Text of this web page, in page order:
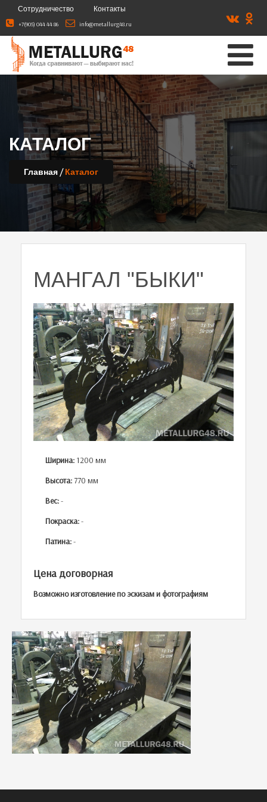
Сотрудничество Контакты
+7(905) 044 44 86 info@metallurg48.ru
КАТАЛОГ
Главная /Каталог
МАНГАЛ "БЫКИ"
Ширина: 1200 мм
Высота: 770 мм
Вес:-
Покраска:-
Патина:-
Цена договорная
Возможно изготовление по эскизам и фотографиям